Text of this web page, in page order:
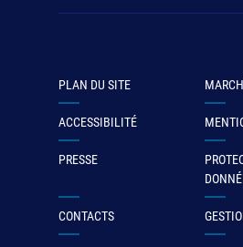
PLAN DU SITE
ACCESSIBILITÉ
PRESSE
CONTACTS